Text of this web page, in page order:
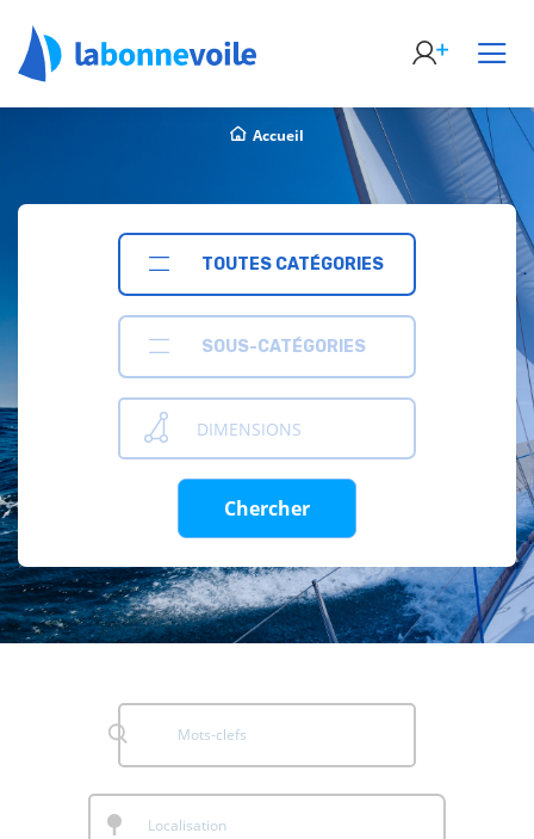
Accueil
TOUTES CATÉGORIES
SOUS-CATÉGORIES
DIMENSIONS
Chercher